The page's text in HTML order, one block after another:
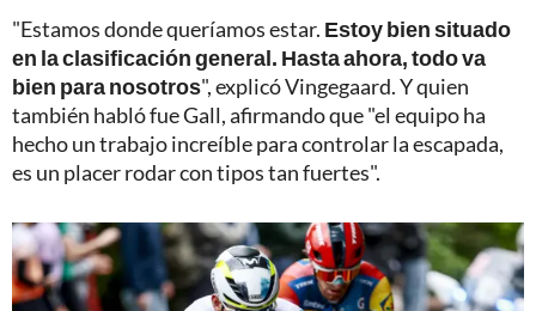
"Estamos donde queríamos estar. Estoy bien situado
en la clasificación general. Hasta ahora, todo va
bien para nosotros", explicó Vingegaard. Y quien
también habló fue Gall, afirmando que "el equipo ha
hecho un trabajo increíble para controlar la escapada,
es un placer rodar con tipos tan fuertes".